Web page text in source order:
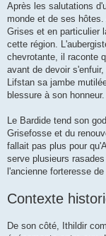
Après les salutations
monde et de ses
Grises et en particulier
cette région.
chevrotante, il raconte
avant de devoir
Lifstan sa jambe
blessure à son honneur.
Le Bardide tend son
Grisefosse et du
fallait pas plus pour
serve plusieurs
l'ancienne forteresse
Contexte
De son côté, Ithildir